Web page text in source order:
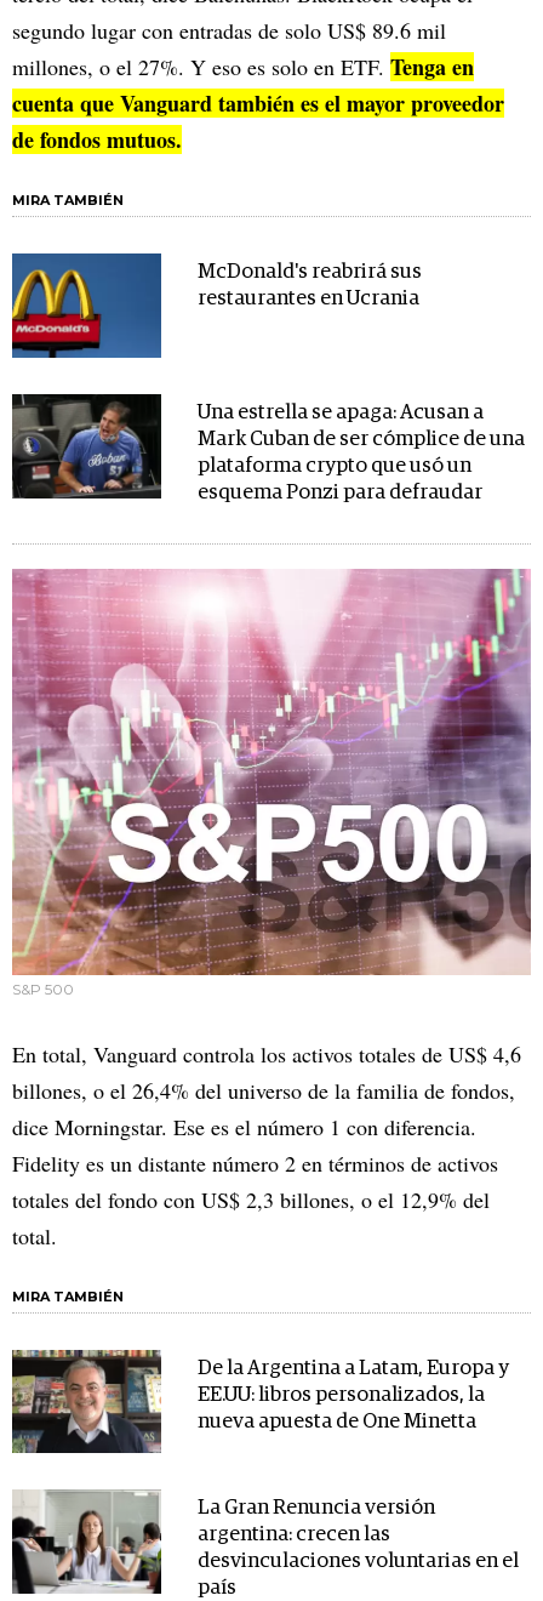
segundo lugar con entradas de solo US$ 89.6 mil
millones, o el 27%. Y eso es solo en ETF. Tenga en
cuenta que Vanguard también es el mayor proveedor
de fondos mutuos.
MIRA TAMBIÉN
McDonald's reabrirá sus
restaurantes en Ucrania
Una estrella se apaga: Acusan a
Mark Cuban de ser cómplice de una
plataforma crypto que usó un
esquema Ponzi para defraudar
S&P 500
En total, Vanguard controla los activos totales de US$ 4,6
billones, o el 26,4% del universo de la familia de fondos,
dice Morningstar. Ese es el número 1 con diferencia.
Fidelity es un distante número 2 en términos de activos
totales del fondo con US$ 2,3 billones, o el 12,9% del
total.
MIRA TAMBIÉN
De la Argentina a Latam, Europa y
EE.UU: libros personalizados, la
nueva apuesta de One Minetta
La Gran Renuncia versión
argentina: crecen las
desvinculaciones voluntarias en el
país